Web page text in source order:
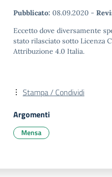
Pubblicato: 08.09.2020 -
Eccetto dove diversamente
stato rilasciato sotto Licenza
Attribuzione 4.0 Italia.
Stampa / Condividi
Argomenti
Mensa